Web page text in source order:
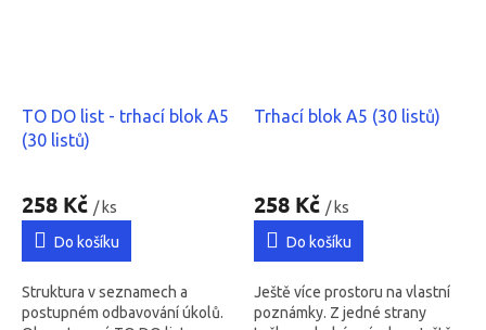
TO DO list - trhací blok A5
(30 listů)
258 Kč / ks
Do košíku
Struktura v seznamech a
postupném odbavování úkolů.
Trhací blok A5 (30 listů)
258 Kč / ks
Do košíku
Ještě více prostoru na vlastní
poznámky. Z jedné strany